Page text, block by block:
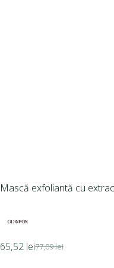
Mască exfoliantă cu
77,09lei
65,52 lei